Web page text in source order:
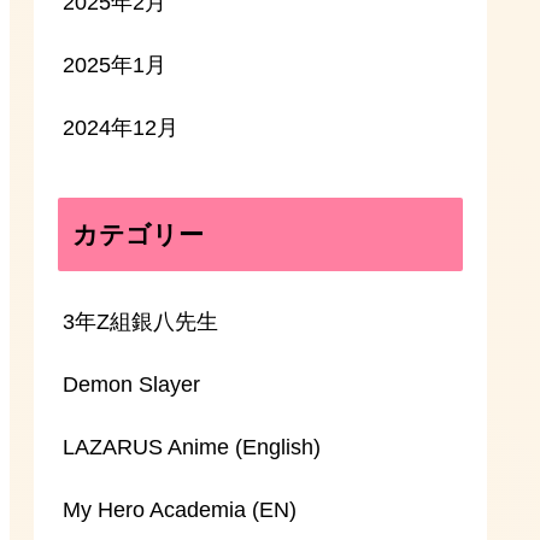
2025年1月
2024年12月
カテゴリー
3年Z組銀八先生
Demon Slayer
LAZARUS Anime (English)
My Hero Academia (EN)